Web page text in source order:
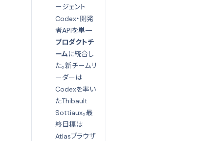
ージェント
Codex・開発
者APIを単一
プロダクトチ
ームに統合し
た。新チームリ
ーダーは
Codexを率い
たThibault
Sottiaux。最
終目標は
Atlasブラウザ